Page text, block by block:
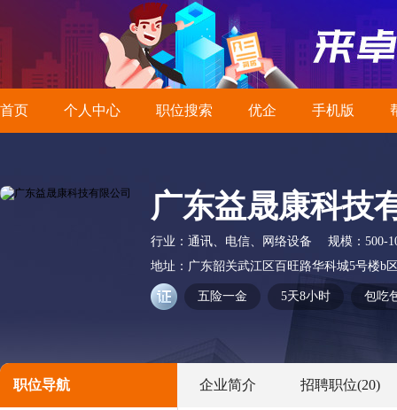
首页 个人中心 职位搜索 优企 手机版
广东益晟康科技
行业： 通讯、电信、网络设备 规模： 500-
地址： 广东韶关武江区百旺路华科城5号楼b
五险一金 5天8小时 包吃
职位导航 企业简介 招聘职位(20)